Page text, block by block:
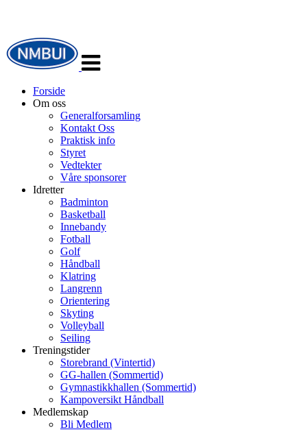
navigasjon
Forside
Om oss
Generalforsamling
Kontakt Oss
Praktisk info
Styret
Vedtekter
Våre sponsorer
Idretter
Badminton
Basketball
Innebandy
Fotball
Golf
Håndball
Klatring
Langrenn
Orientering
Skyting
Volleyball
Seiling
Treningstider
Storebrand (Vintertid)
GG-hallen (Sommertid)
Gymnastikkhallen (Sommertid)
Kampoversikt Håndball
Medlemskap
Bli Medlem